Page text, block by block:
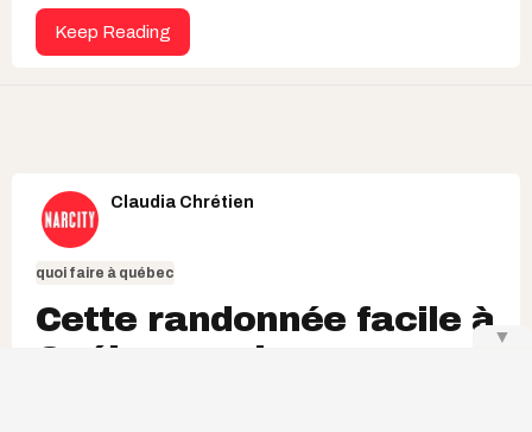
Keep Reading
Claudia Chrétien
quoi faire à québec
Cette randonnée facile à
Québec cache une
▼